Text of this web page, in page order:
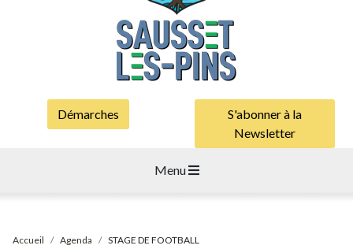
Démarches
S'abonner à la
Newsletter
Menu
Accueil Agenda STAGE DE FOOTBALL